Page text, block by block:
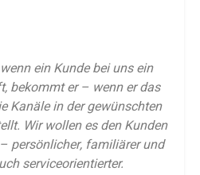
ein Kunde bei uns ein
bekommt er – wenn er das
Kanäle in der gewünschten
Wir wollen es den Kunden
persönlicher, familiärer und
serviceorientierter.